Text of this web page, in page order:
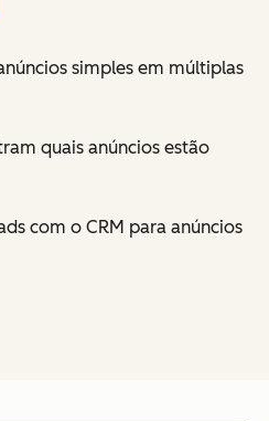
simples em múltiplas
quais anúncios estão
com o CRM para anúncios